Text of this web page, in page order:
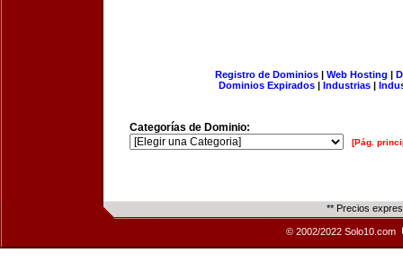
Registro de Dominios| Web Hosting |
Dominios Expirados | Industrias |
Categorías de Dominio:
[Pág.
** Precios
© 2002/2022 Solo10.com